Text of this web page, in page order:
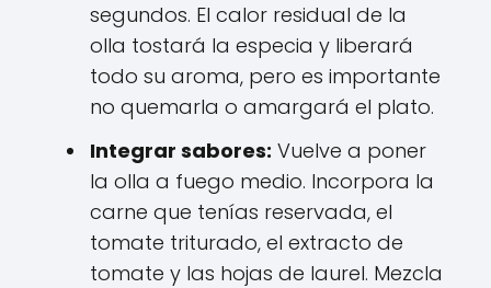
segundos. El calor residual de la
olla tostará la especia y liberará
todo su aroma, pero es importante
no quemarla o amargará el plato.
Integrar sabores: Vuelve a poner
la olla a fuego medio. Incorpora la
carne que tenías reservada, el
tomate triturado, el extracto de
tomate y las hojas de laurel. Mezcla